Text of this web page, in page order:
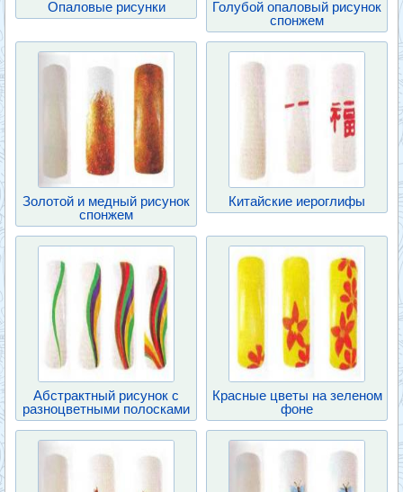
Опаловые рисунки
Голубой опаловый рисунок
спонжем
Золотой и медный рисунок
спонжем
Китайские иероглифы
Абстрактный рисунок с
разноцветными полосками
Красные цветы на зеленом
фоне